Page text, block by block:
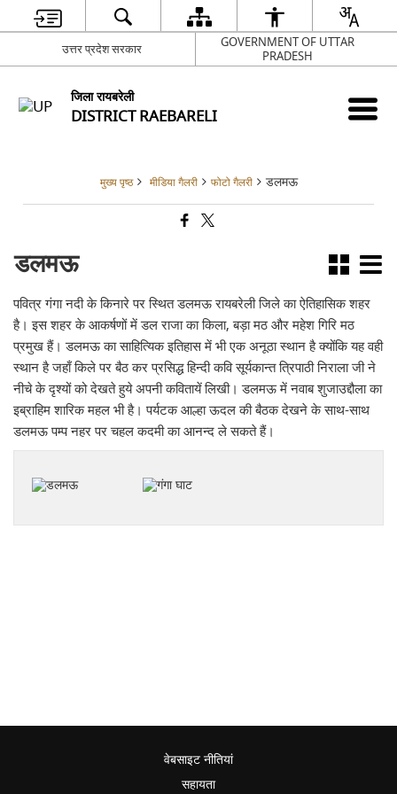
उत्तर प्रदेश सरकार
GOVERNMENT OF UTTAR
PRADESH
जिला रायबरेली
DISTRICT RAEBARELI
मुख्य पृष्ठ मीडिया गैलरी फोटो गैलरी डलमऊ
डलमऊ
पवित्र गंगा नदी के किनारे पर स्थित डलमऊ रायबरेली जिले का ऐतिहासिक शहर
है। इस शहर के आकर्षणों में डल राजा का किला, बड़ा मठ और महेश गिरि मठ
प्रमुख हैं। डलमऊ का साहित्यिक इतिहास में भी एक अनूठा स्थान है क्योंकि यह वही
स्थान है जहाँ किले पर बैठ कर प्रसिद्ध हिन्दी कवि सूर्यकान्त त्रिपाठी निराला जी ने
नीचे के दृश्यों को देखते हुये अपनी कवितायें लिखी। डलमऊ में नवाब शुजाउद्दौला का
इब्राहिम शारिक महल भी है। पर्यटक आल्हा ऊदल की बैठक देखने के साथ-साथ
डलमऊ पम्प नहर पर चहल कदमी का आनन्द ले सकते हैं।
वेबसाइट नीतियां
सहायता